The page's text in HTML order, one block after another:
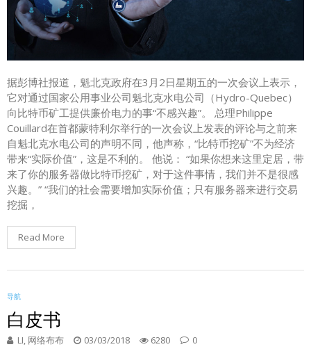
据彭博社报道，魁北克政府在3月2日星期五的一次会议上表示，
它对通过国家公用事业公司魁北克水电公司（Hydro-Quebec）
向比特币矿工提供廉价电力的事“不感兴趣”。 总理Philippe
Couillard在首都蒙特利尔举行的一次会议上发表的评论与之前来
自魁北克水电公司的声明不同，他声称，“比特币挖矿”不为经济
带来“实际价值”，这是不利的。 他说： “如果你想来这里定居，带
来了你的服务器做比特币挖矿，对于这件事情，我们并不是很感
兴趣。” “我们的社会需要增加实际价值；只有服务器来进行交易
挖掘，
Read More
导航
白皮书
LI, 网络布布 03/03/2018 6280 0